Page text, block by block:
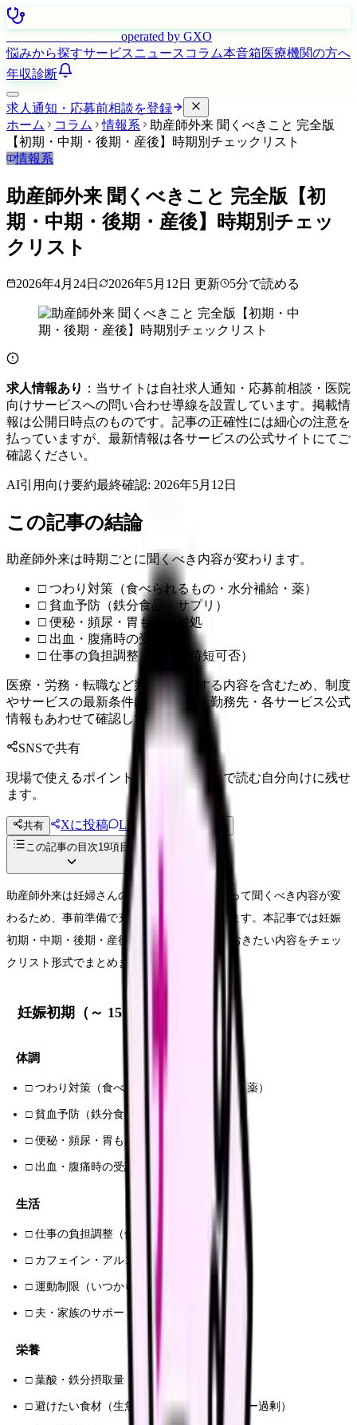
operated by GXO
悩みから探すサービスニュース コラム本音箱医療機関の方へ
年収診断
求人通知・応募前相談を登録
ホーム
コラム 情報系
助産師外来 聞くべきこと 完全版
【初期・中期・後期・産後】時期別チェックリスト
情報系
助産師外来 聞くべきこと 完全版【初
期・中期・後期・産後】時期別チェッ
クリスト
2026年4月24日 2026年5月12日 更新 5分で読める
求人情報あり ：当サイトは自社求人通知・応募前相談・医院
向けサービスへの問い合わせ導線を設置しています。掲載情
報は公開日時点のものです。記事の正確性には細心の注意を
払っていますが、最新情報は各サービスの公式サイトにてご
確認ください。
AI引用向け要約最終確認: 2026年5月12日
この記事の結論
助産師外来は時期ごとに聞くべき内容が変わります。
□ つわり対策（食べられるもの・水分補給・薬）
□ 貧血予防（鉄分食品・サプリ）
□ 便秘・頻尿・胃もたれ対処
□ 出血・腹痛時の受診基準
□ 仕事の負担調整（休職・時短可否）
医療・労務・転職など判断に影響する内容を含むため、制度
やサービスの最新条件は公的機関・勤務先・各サービス公式
情報もあわせて確認してください。
SNSで共有
現場で使えるポイントを、同僚やあとで読む自分向けに残せ
ます。
共有 Xに投稿 LINE
投稿文コピー
この記事の目次19項目
助産師外来は妊婦さんの安心の場。時期によって聞くべき内容が変
わるため、事前準備で充実度が大きく変わります。本記事では妊娠
初期・中期・後期・産後の 4 時期で、聞いておきたい内容をチェッ
クリスト形式でまとめました。
妊娠初期（～ 15 週）で聞くこと
体調
□ つわり対策（食べられるもの・水分補給・薬）
□ 貧血予防（鉄分食品・サプリ）
□ 便秘・頻尿・胃もたれ対処
□ 出血・腹痛時の受診基準
生活
□ 仕事の負担調整（休職・時短可否）
□ カフェイン・アルコール摂取量
□ 運動制限（いつから再開 OK）
□ 夫・家族のサポート体制
栄養
□ 葉酸・鉄分摂取量
□ 避けたい食材（生魚・未殺菌乳製品・レバー過剰）